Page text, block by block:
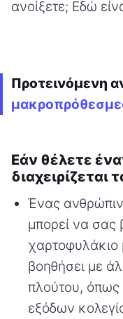
ανοίξετε; Εδώ
Προτεινόμενη
Εάν θέλετε
διαχειρίζεται
Ένας
μπορεί να σας
χαρτοφυλάκιο
βοηθήσει με
πλούτου, όπως
εξόδων